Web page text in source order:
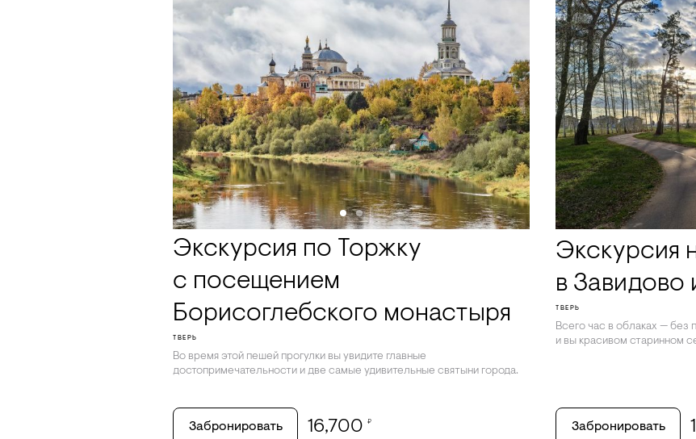
Экскурсия по Торжку
с посещением
Борисоглебского монастыря
ТВЕРЬ
Во время этой пешей прогулки вы увидите главные
достопримечательности и две самые удивительные святыни города.
Забронировать 16,700 ₽
Экскурсия
в Завидово
ТВЕРЬ
Всего час в облаках — без
и вы красивом старинном
Забронировать